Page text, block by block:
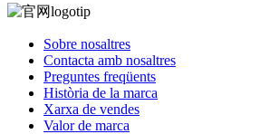
Sobre nosaltres
Contacta amb nosaltres
Preguntes freqüents
Història de la marca
Xarxa de vendes
Valor de marca